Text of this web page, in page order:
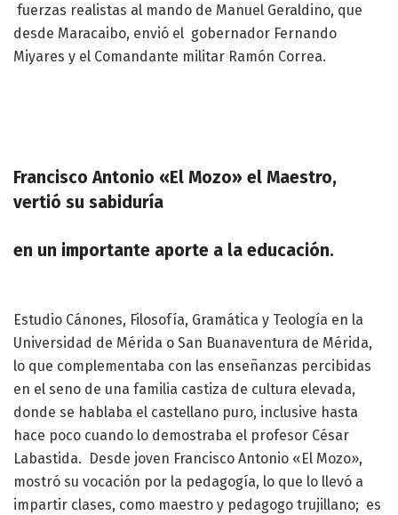
fuerzas realistas al mando de Manuel Geraldino, que
desde Maracaibo, envió el gobernador Fernando
Miyares y el Comandante militar Ramón Correa.
Francisco Antonio «El Mozo» el Maestro,
vertió su sabiduría
en un importante aporte a la educación.
Estudio Cánones, Filosofía, Gramática y Teología en la
Universidad de Mérida o San Buanaventura de Mérida,
lo que complementaba con las enseñanzas percibidas
en el seno de una familia castiza de cultura elevada,
donde se hablaba el castellano puro, inclusive hasta
hace poco cuando lo demostraba el profesor César
Labastida. Desde joven Francisco Antonio «El Mozo»,
mostró su vocación por la pedagogía, lo que lo llevó a
impartir clases, como maestro y pedagogo trujillano; es